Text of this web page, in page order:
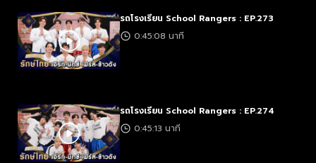
รถโรงเรียน School Rangers : EP.273
0:45:08 นาที
รถโรงเรียน School Rangers : EP.274
0:45:13 นาที